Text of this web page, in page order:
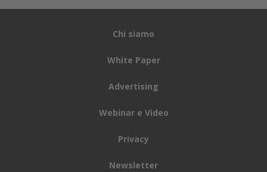
Chi siamo
White Paper
Advertising
Webinar e Video
Privacy
Newsletter